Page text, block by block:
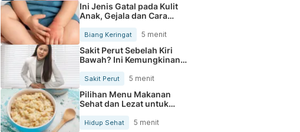
Ini Jenis Gatal pada Kulit
Anak, Gejala dan Cara
Mengobatinya
Biang Keringat 5 menit
Sakit Perut Sebelah Kiri
Bawah? Ini Kemungkinan
Sakit Perut 5 menit
Pilihan Menu Makanan
Sehat dan Lezat untuk
Mengurangi Kolesterol
Hidup Sehat 5 menit